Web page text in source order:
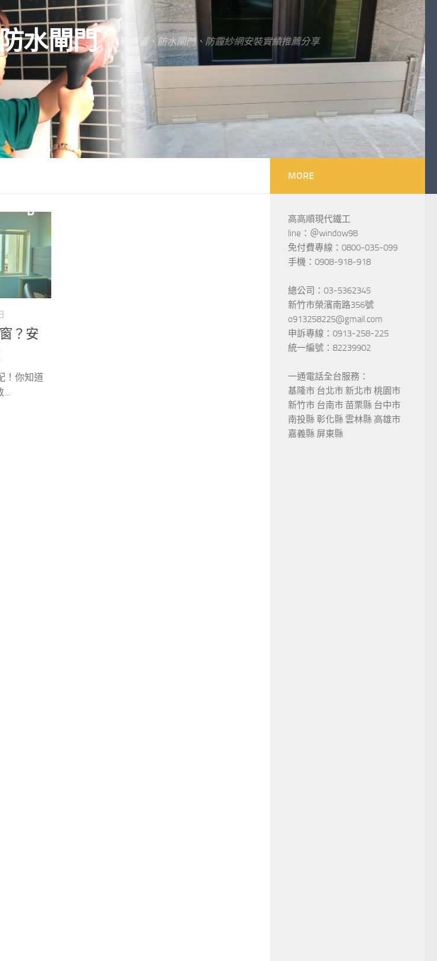
水閘門 隱形鐵窗、防水閘門、防霾紗網安裝實績推薦分享
？安
！你知道
MORE
高高順現代鐵工
line：＠window98
免付費專線：0800-035-099
手機：0908-918-918
總公司：03-5362345
新竹市榮濱南路356號
o913258225@gmail.com
申訴專線：0913-258-225
統一編號：82239902
一通電話全台服務：
基隆市 台北市 新北市 桃園市
新竹市 台南市 苗栗縣 台中市
南投縣 彰化縣 雲林縣 高雄市
嘉義縣 屏東縣